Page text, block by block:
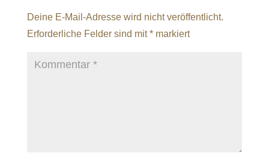
Deine E-Mail-Adresse wird nicht veröffentlicht.
Erforderliche Felder sind mit*markiert